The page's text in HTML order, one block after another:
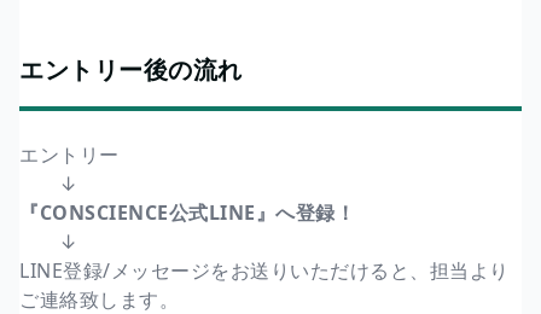
エントリー後の流れ
エントリー
↓
『CONSCIENCE公式LINE』へ登録！
↓
LINE登録/メッセージをお送りいただけると、担当より
ご連絡致します。